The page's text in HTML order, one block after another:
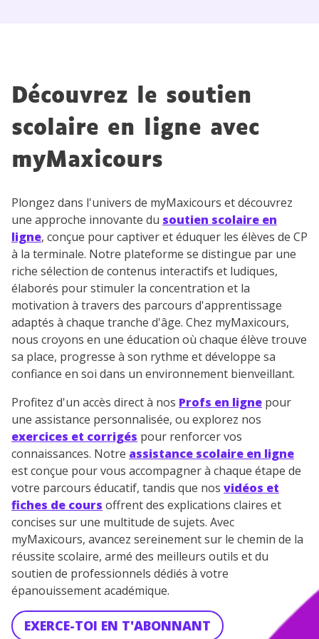
Découvrez le soutien
scolaire en ligne avec
myMaxicours
Plongez dans l'univers de myMaxicours et découvrez
une approche innovante du soutien scolaire en
ligne, conçue pour captiver et éduquer les élèves de CP
à la terminale. Notre plateforme se distingue par une
riche sélection de contenus interactifs et ludiques,
élaborés pour stimuler la concentration et la
motivation à travers des parcours d'apprentissage
adaptés à chaque tranche d'âge. Chez myMaxicours,
nous croyons en une éducation où chaque élève trouve
sa place, progresse à son rythme et développe sa
confiance en soi dans un environnement bienveillant.
Profitez d'un accès direct à nos Profs en ligne pour
une assistance personnalisée, ou explorez nos
exercices et corrigés pour renforcer vos
connaissances. Notre assistance scolaire en ligne
est conçue pour vous accompagner à chaque étape de
votre parcours éducatif, tandis que nos vidéos et
fiches de cours offrent des explications claires et
concises sur une multitude de sujets. Avec
myMaxicours, avancez sereinement sur le chemin de la
réussite scolaire, armé des meilleurs outils et du
soutien de professionnels dédiés à votre
épanouissement académique.
EXERCE-TOI EN T'ABONNANT